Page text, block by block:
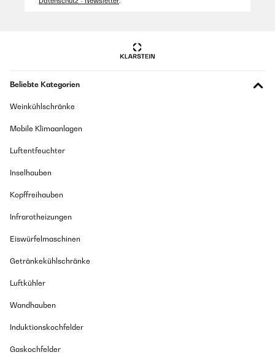
eigenständig überprüft
Beliebte Kategorien
Weinkühlschränke
Mobile Klimaanlagen
Luftentfeuchter
Inselhauben
Kopffreihauben
Infrarotheizungen
Eiswürfelmaschinen
Getränkekühlschränke
Luftkühler
Wandhauben
Induktionskochfelder
Gaskochfelder